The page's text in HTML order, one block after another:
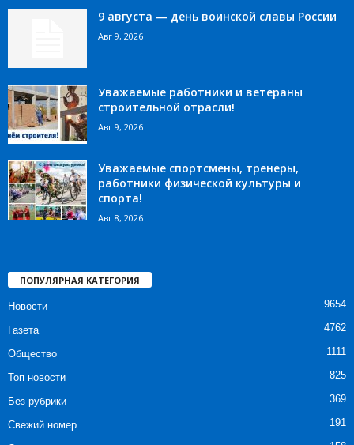
9 августа — день воинской славы России
Авг 9, 2026
Уважаемые работники и ветераны
строительной отрасли!
Авг 9, 2026
Уважаемые спортсмены, тренеры,
работники физической культуры и
спорта!
Авг 8, 2026
ПОПУЛЯРНАЯ КАТЕГОРИЯ
Новости 9654
Газета 4762
Общество 1111
Топ новости 825
Без рубрики 369
Свежий номер 191